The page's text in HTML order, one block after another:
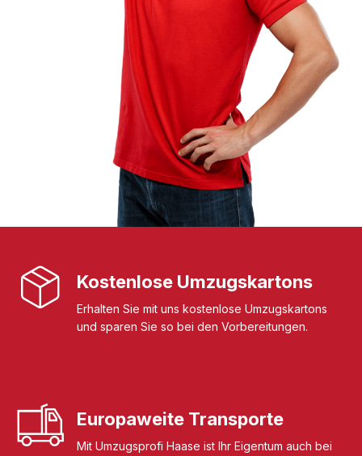
Kostenlose Umzugskartons
Erhalten Sie mit uns kostenlose Umzugskartons
und sparen Sie so bei den Vorbereitungen.
Europaweite Transporte
Mit Umzugsprofi Haase ist Ihr Eigentum auch bei